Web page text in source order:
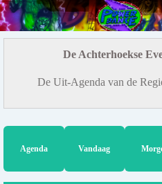
De Achterhoekse
De Uit-Agenda van de
Agenda Vandaag